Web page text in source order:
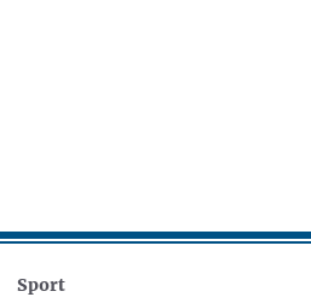
Sport